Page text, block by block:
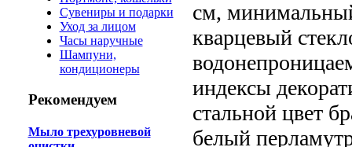
Сувениры и подарки
Уход за лицом
Часы наручные
Шампуни,
кондиционеры
Рекомендуем
Мыло трехуровневой
см,
кварцевый
индексы
стальной цвет
белый